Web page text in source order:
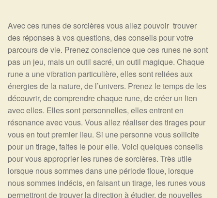
Avec ces runes de sorcières vous allez pouvoir trouver
des réponses à vos questions, des conseils pour votre
parcours de vie. Prenez conscience que ces runes ne sont
pas un jeu, mais un outil sacré, un outil magique. Chaque
rune a une vibration particulière, elles sont reliées aux
énergies de la nature, de l’univers. Prenez le temps de les
découvrir, de comprendre chaque rune, de créer un lien
avec elles. Elles sont personnelles, elles entrent en
résonance avec vous. Vous allez réaliser des tirages pour
vous en tout premier lieu. Si une personne vous sollicite
pour un tirage, faites le pour elle. Voici quelques conseils
pour vous approprier les runes de sorcières. Très utile
lorsque nous sommes dans une période floue, lorsque
nous sommes indécis, en faisant un tirage, les runes vous
permettront de trouver la direction à étudier, de nouvelles